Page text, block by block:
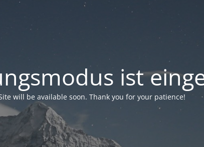
ist
will be available soon. Thank you for your patience!